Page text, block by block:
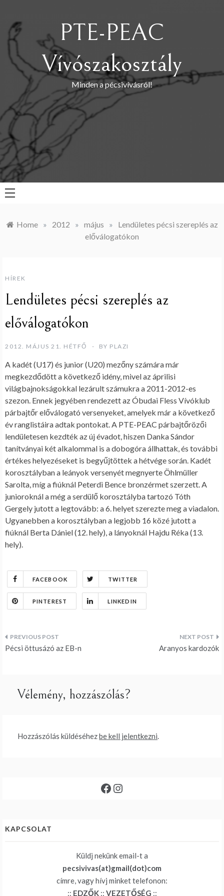
content
PTE-PEAC
Vívószakosztály
Minden a pécsivívásról!
Home » 2012 » május »
Lendületes pécsi szereplés az
előválogatókon
HÍREK
Lendületes pécsi szereplés az
előválogatókon
2012. MÁJUS 21. HÉTFŐ BY PLAZI
A kadét (U17) és junior (U20) mezőny számára már
megkezdődött a következő idény, mivel az áprilisi
világbajnokságokkal lezárult számukra a 2011-2012-es
szezon. Ennek jegyében rendezett az Óbudai Fless Vívóklub
párbajtőr előválogató versenyeket, amelyek már a következő
év ranglistáira adtak pontokat. A PTE-PEAC párbajtőrözői
lendületesen kezdték az új évadot, hiszen Danka Sándor
tanítványai két alkalommal is a dobogóra állhattak, és további
értékes helyezéseket is begyűjtöttek a hétvége során. Kadét
korosztályban a leányok versenyét megnyerte Öhlmüller
Sarolta, míg a fiúknál Peterdi Bence bronzérmet szerzett. A
junioroknál a még a serdülő korosztályba tartozó Tóth
Gergely jutott a legtovább: a 6. helyet szerezte meg a viadalon.
Ugyanebben a korosztályban a legjobb 16 közé jutott a
fiúknál Berta Dániel (12. hely), a lányoknál Hajdu Réka (13.
hely).
FACEBOOK TWITTER
PINTEREST LINKEDIN
Bejegyzés
Pécsi öttusázó az EB-n Aranyos kardozók
Vélemény, hozzászólás?
Hozzászólás küldéséhezbe kell jelentkezni.
Facebook
Instagram
KAPCSOLAT
Küldj nekünk email-t a
pecsivivas(at)gmail(dot)com
címre, vagy hívj minket telefonon:
:: EDZŐK:: VEZETŐSÉG ::